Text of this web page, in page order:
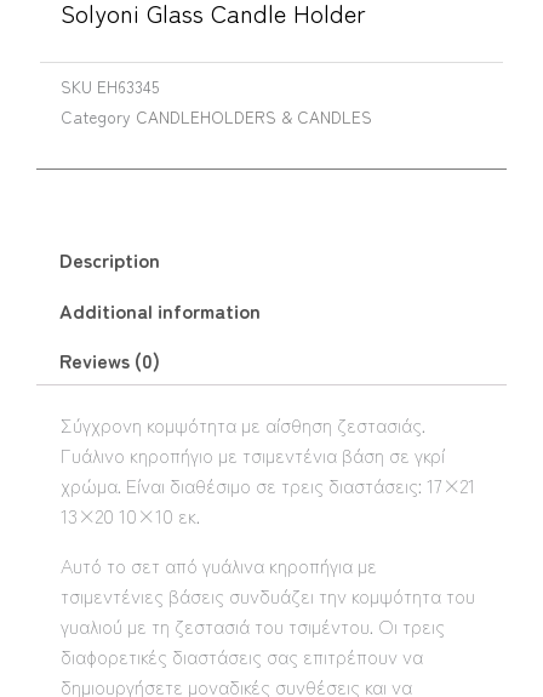
Solyoni Glass Candle Holder
SKU EH63345
Category CANDLEHOLDERS & CANDLES
Description
Additional information
Reviews (0)
Σύγχρονη κομψότητα με αίσθηση ζεστασιάς.
Γυάλινο κηροπήγιο με τσιμεντένια βάση σε γκρί
χρώμα. Είναι διαθέσιμο σε τρεις διαστάσεις: 17×21
13×20 10×10 εκ.
Αυτό το σετ από γυάλινα κηροπήγια με
τσιμεντένιες βάσεις συνδυάζει την κομψότητα του
γυαλιού με τη ζεστασιά του τσιμέντου. Οι τρεις
διαφορετικές διαστάσεις σας επιτρέπουν να
δημιουργήσετε μοναδικές συνθέσεις και να